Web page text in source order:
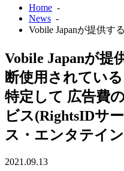
Home -
News -
Vobile Japanが提供す
Vobile Japanが提
断使用されてい
特定して 広告費
ビス(RightsIDサ
ス・エンタテイ
2021.09.13